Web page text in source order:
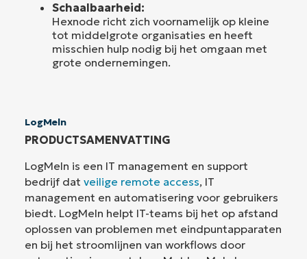
Schaalbaarheid:
Hexnode richt zich voornamelijk op kleine
tot middelgrote organisaties en heeft
misschien hulp nodig bij het omgaan met
grote ondernemingen.
LogMeln
PRODUCTSAMENVATTING
LogMeIn is een IT management en support
bedrijf dat veilige remote access, IT
management en automatisering voor gebruikers
biedt. LogMeIn helpt IT-teams bij het op afstand
oplossen van problemen met eindpuntapparaten
en bij het stroomlijnen van workflows door